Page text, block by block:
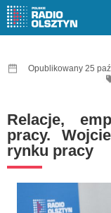
Opublikowany 25
Relacje,
pracy.
rynku pracy